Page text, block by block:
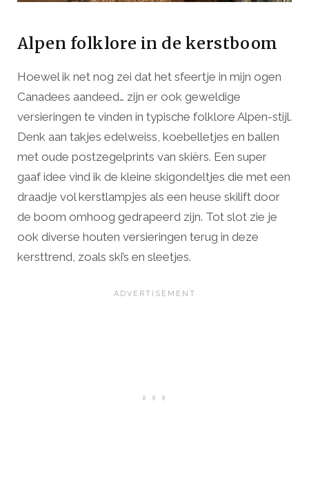
Alpen folklore in de kerstboom
Hoewel ik net nog zei dat het sfeertje in mijn ogen
Canadees aandeed… zijn er ook geweldige
versieringen te vinden in typische folklore Alpen-stijl.
Denk aan takjes edelweiss, koebelletjes en ballen
met oude postzegelprints van skiërs. Een super
gaaf idee vind ik de kleine skigondeltjes die met een
draadje vol kerstlampjes als een heuse skilift door
de boom omhoog gedrapeerd zijn. Tot slot zie je
ook diverse houten versieringen terug in deze
kersttrend, zoals ski’s en sleetjes.